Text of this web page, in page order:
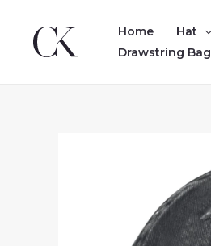
content
Home Hat
Drawstring Bag